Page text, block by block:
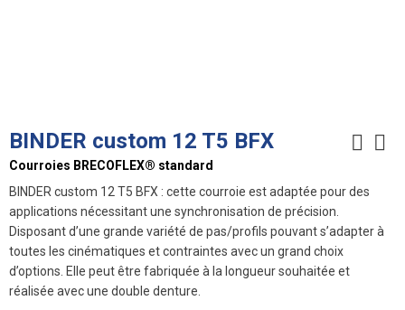
BINDER custom 12 T5 BFX
Courroies BRECOFLEX® standard
BINDER custom 12 T5 BFX : cette courroie est adaptée pour des
applications nécessitant une synchronisation de précision.
Disposant d’une grande variété de pas/profils pouvant s’adapter à
toutes les cinématiques et contraintes avec un grand choix
d’options. Elle peut être fabriquée à la longueur souhaitée et
réalisée avec une double denture.